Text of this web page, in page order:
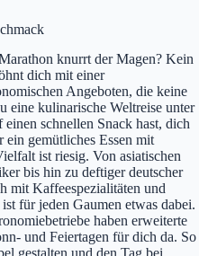
knurrt der Magen? Kein
dich mit einer
Angeboten, die keine
eine kulinarische Weltreise unter
schnellen Snack hast, dich
ein gemütliches Essen mit
ist riesig. Von asiatischen
bis hin zu deftiger deutscher
mit Kaffeespezialitäten und
für jeden Gaumen etwas dabei.
haben erweiterte
und Feiertagen für dich da. So
gestalten und den Tag bei